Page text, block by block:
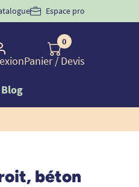
d'incontinenceEspace pro
0
Panier/ Devis
Blog
béton